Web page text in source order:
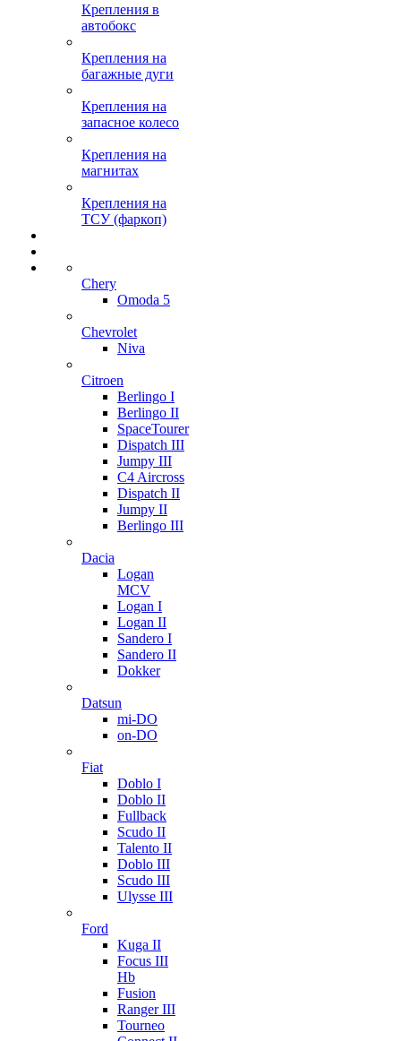
Крепления в
автобокс
Крепления на
багажные дуги
Крепления на
запасное колесо
Крепления на
магнитах
Крепления на
ТСУ (фаркоп)
Chery
Omoda 5
Chevrolet
Niva
Citroen
Berlingo I
Berlingo II
SpaceTourer
Dispatch III
Jumpy III
C4 Aircross
Dispatch II
Jumpy II
Berlingo III
Dacia
Logan
MCV
Logan I
Logan II
Sandero I
Sandero II
Dokker
Datsun
mi-DO
on-DO
Fiat
Doblo I
Doblo II
Fullback
Scudo II
Talento II
Doblo III
Scudo III
Ulysse III
Ford
Kuga II
Focus III
Hb
Fusion
Ranger III
Tourneo